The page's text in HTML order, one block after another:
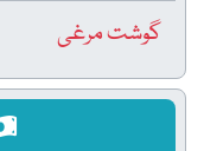
گوشت مرغی